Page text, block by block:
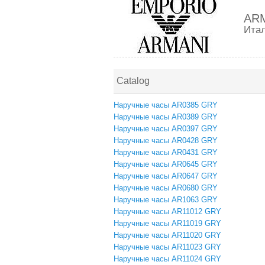
Catalog
Наручные часы AR0385 GRY
Наручные часы AR0389 GRY
Наручные часы AR0397 GRY
Наручные часы AR0428 GRY
Наручные часы AR0431 GRY
Наручные часы AR0645 GRY
Наручные часы AR0647 GRY
Наручные часы AR0680 GRY
Наручные часы AR1063 GRY
Наручные часы AR11012 GRY
Наручные часы AR11019 GRY
Наручные часы AR11020 GRY
Наручные часы AR11023 GRY
Наручные часы AR11024 GRY